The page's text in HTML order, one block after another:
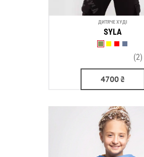
ДИТЯЧЕ ХУДІ
SYLA
(2)
4700₴